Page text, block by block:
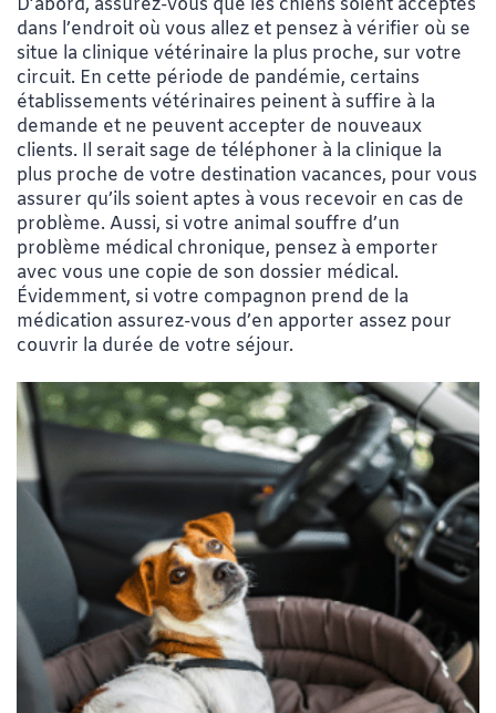
D’abord, assurez-vous que les chiens soient acceptés
dans l’endroit où vous allez et pensez à vérifier où se
situe la clinique vétérinaire la plus proche, sur votre
circuit. En cette période de pandémie, certains
établissements vétérinaires peinent à suffire à la
demande et ne peuvent accepter de nouveaux
clients. Il serait sage de téléphoner à la clinique la
plus proche de votre destination vacances, pour vous
assurer qu’ils soient aptes à vous recevoir en cas de
problème. Aussi, si votre animal souffre d’un
problème médical chronique, pensez à emporter
avec vous une copie de son dossier médical.
Évidemment, si votre compagnon prend de la
médication assurez-vous d’en apporter assez pour
couvrir la durée de votre séjour.